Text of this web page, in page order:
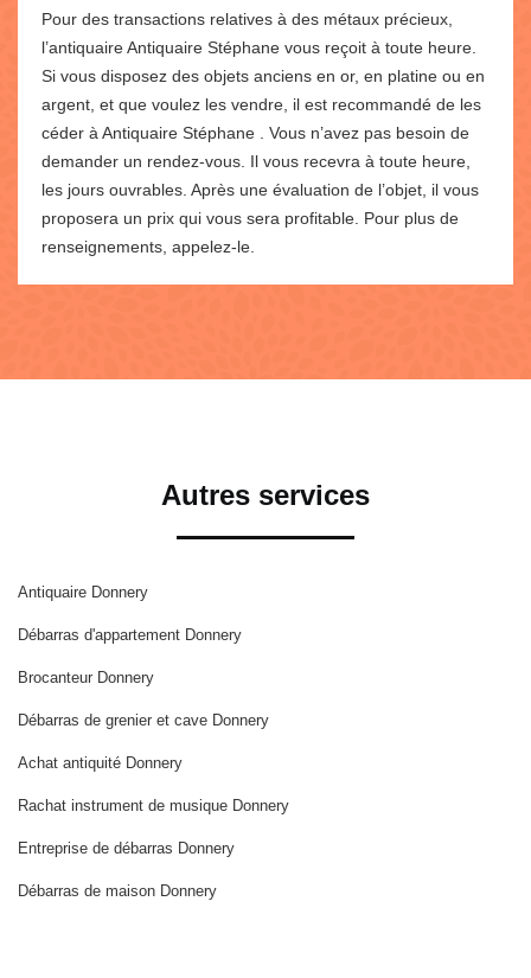
Pour des transactions relatives à des métaux précieux,
l’antiquaire Antiquaire Stéphane vous reçoit à toute heure.
Si vous disposez des objets anciens en or, en platine ou en
argent, et que voulez les vendre, il est recommandé de les
céder à Antiquaire Stéphane . Vous n’avez pas besoin de
demander un rendez-vous. Il vous recevra à toute heure,
les jours ouvrables. Après une évaluation de l’objet, il vous
proposera un prix qui vous sera profitable. Pour plus de
renseignements, appelez-le.
Autres services
Antiquaire Donnery
Débarras d'appartement Donnery
Brocanteur Donnery
Débarras de grenier et cave Donnery
Achat antiquité Donnery
Rachat instrument de musique Donnery
Entreprise de débarras Donnery
Débarras de maison Donnery